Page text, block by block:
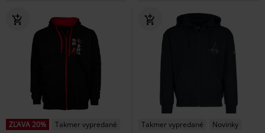
ZĽAVA 20%
Takmer vypredané
Takmer vypredané Novinky